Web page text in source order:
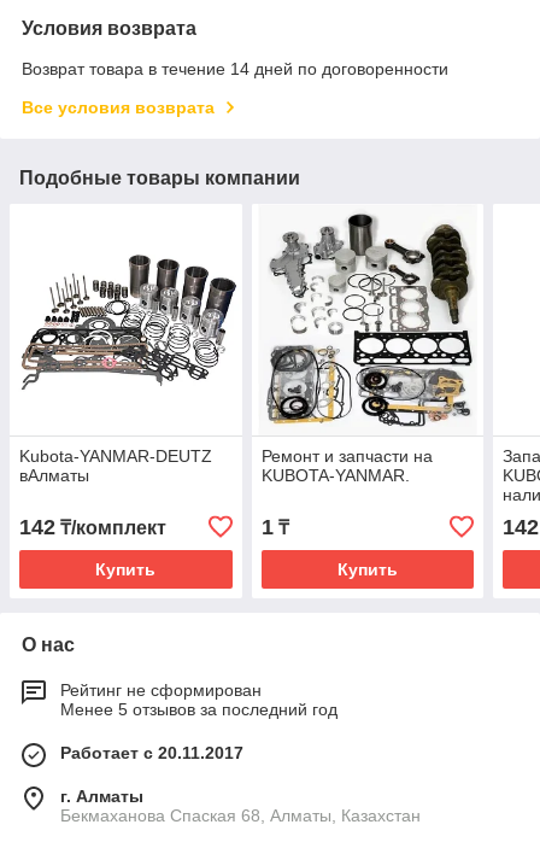
Условия возврата
Возврат товара в течение 14 дней по договоренности
Все условия возврата
Подобные товары компании
Kubota-YANMAR-DEUTZ
вАлматы
142 ₸/комплект
Купить
Ремонт и запчасти на
KUBOTA-YANMAR.
1₸
Купить
142
О нас
Рейтинг не сформирован
Менее 5 отзывов за последний год
Работает с 20.11.2017
г. Алматы
Бекмаханова Спаская 68, Алматы, Казахстан